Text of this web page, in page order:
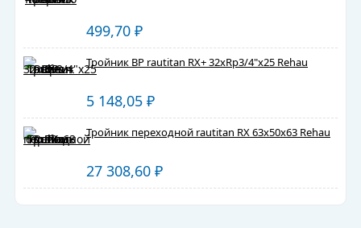
499,70 ₽
Тройник ВР rautitan RX+ 32хRp3/4"х25 Rehau
5 148,05 ₽
Тройник переходной rautitan RX 63х50х63 Rehau
27 308,60 ₽